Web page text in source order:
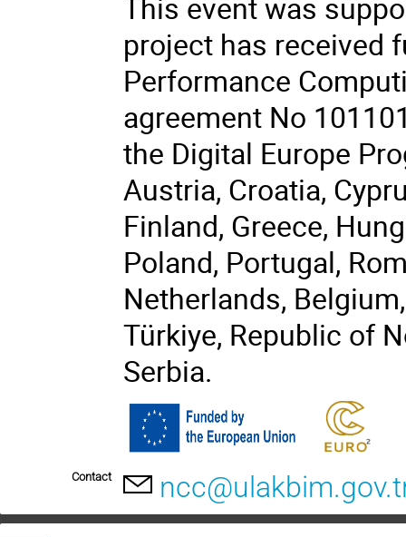
This event was
project has received
Performance
agreement No
the Digital Europe
Austria, Croatia,
Finland, Greece,
Poland, Portugal,
Netherlands,
Türkiye, Republic of
Serbia.
Contact